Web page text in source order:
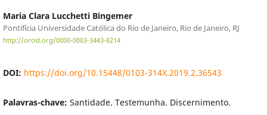
Maria Clara Lucchetti Bingemer
Pontifícia Universidade Católica do Rio de Janeiro, Rio de Janeiro, RJ
http://orcid.org/0000-0003-3443-8214
DOI: https://doi.org/10.15448/0103-314X.2019.2.36543
Palavras-chave: Santidade. Testemunha. Discernimento.